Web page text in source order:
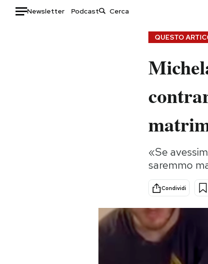
Newsletter Podcast
Storie/Idee
Mondiali calcio 2026
QUESTO
«Se
saremmo
Condividi